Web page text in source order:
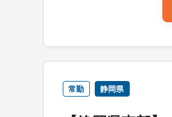
常勤 静岡県